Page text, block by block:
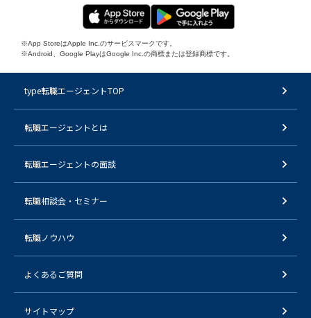
※App StoreはApple Inc.のサービスマークです。
※Android、Google PlayはGoogle Inc.の商標または登録商標です。
type転職エージェントTOP
転職エージェントとは
転職エージェントの面談
転職相談会・セミナー
転職ノウハウ
よくあるご質問
サイトマップ